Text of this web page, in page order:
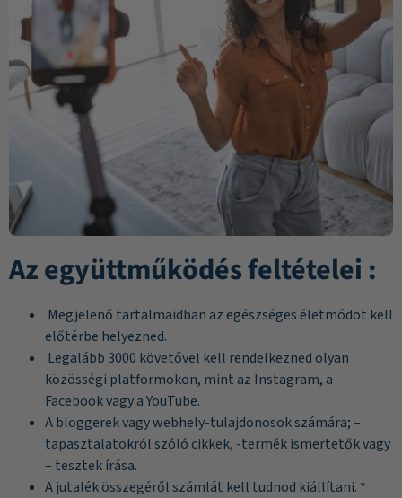
Az együttműködés feltételei :
Megjelenő tartalmaidban az egészséges életmódot kell
előtérbe helyezned.
Legalább 3000 követővel kell rendelkezned olyan
közösségi platformokon, mint az Instagram, a
Facebook vagy a YouTube.
A bloggerek vagy webhely-tulajdonosok számára; –
tapasztalatokról szóló cikkek, -termék ismertetők vagy
– tesztek írása.
A jutalék összegéről számlát kell tudnod kiállítani. *